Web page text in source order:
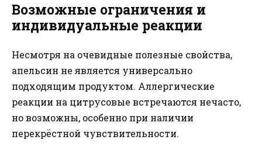
Возможные ограничения и
индивидуальные реакции
Несмотря на очевидные полезные свойства,
апельсин не является универсально
подходящим продуктом. Аллергические
реакции на цитрусовые встречаются нечасто,
но возможны, особенно при наличии
перекрёстной чувствительности.